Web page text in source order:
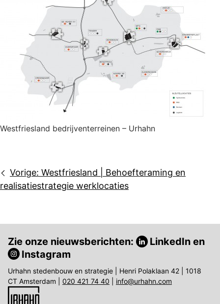
Westfriesland bedrijventerreinen – Urhahn
Bericht
navigatie
Vorige: Westfriesland | Behoefteraming en
realisatiestrategie werklocaties
Zie onze nieuwsberichten: LinkedIn en
Instagram
Urhahn stedenbouw en strategie | Henri Polaklaan 42 | 1018
CT Amsterdam | 020 421 74 40 info@urhahn.com